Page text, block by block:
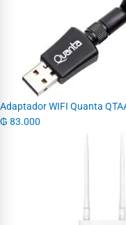
Adaptador WIFI Quanta
₲ 83.000